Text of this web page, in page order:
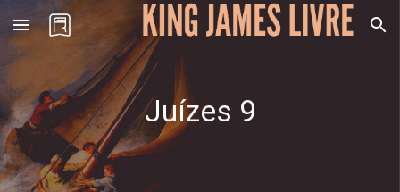
Skip to main content Skip to navigation
Juízes 9